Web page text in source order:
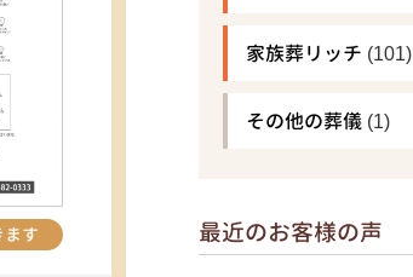
す
家族葬リッチ (101)
その他の葬儀 (1)
最近のお客様の声